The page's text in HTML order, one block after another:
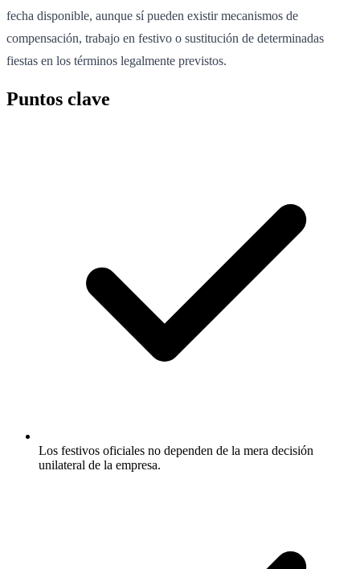
fecha disponible, aunque sí pueden existir mecanismos de
compensación, trabajo en festivo o sustitución de determinadas
fiestas en los términos legalmente previstos.
Puntos clave
Los festivos oficiales no dependen de la mera decisión
unilateral de la empresa.